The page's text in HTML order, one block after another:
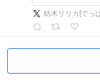
紡木リリカ[でっ